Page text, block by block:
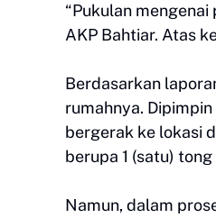
“Pukulan
AKP Bahtiar. Atas
Berdasarkan
rumahnya.
bergerak ke lokasi
berupa 1 (satu)
Namun, dalam